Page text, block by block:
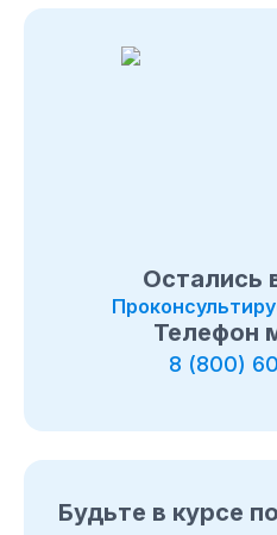
Остались
Телефон
8 (800)
Будьте в курсе